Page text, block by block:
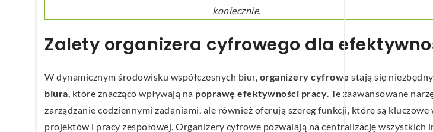
koniecznie.
Zalety organizera cyfrowego dla
W dynamicznym środowisku współczesnych biur, organizery cyfrowe stają się
biura, które znacząco wpływają na poprawę efektywności pracy. Te zaawansowane
zarządzanie codziennymi zadaniami, ale również oferują szereg funkcji, które są
projektów i pracy zespołowej. Organizery cyfrowe pozwalają na centralizację